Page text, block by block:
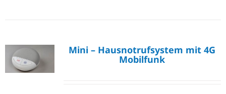
Mini – Hausnotrufsystem mit 4G
Mobilfunk